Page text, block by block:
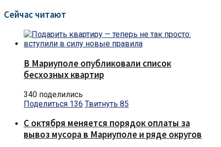
Сейчас читают
В Мариуполе опубликовали список
бесхозных квартир
340 поделились
Поделиться 136 Твитнуть 85
С октября меняется порядок оплаты за
вывоз мусора в Мариуполе и ряде округов